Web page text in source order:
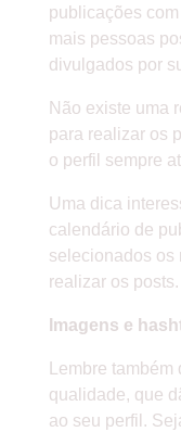
publicações
mais pessoas
divulgados por
Não existe uma
para realizar os
o perfil sempre
Uma dica
calendário de
selecionados os
realizar os posts.
Imagens e
Lembre
qualidade, que
ao seu perfil.